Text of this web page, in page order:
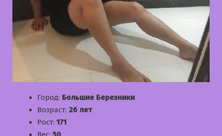
Город: Большие Березники
Возраст: 26 лет
Рост: 171